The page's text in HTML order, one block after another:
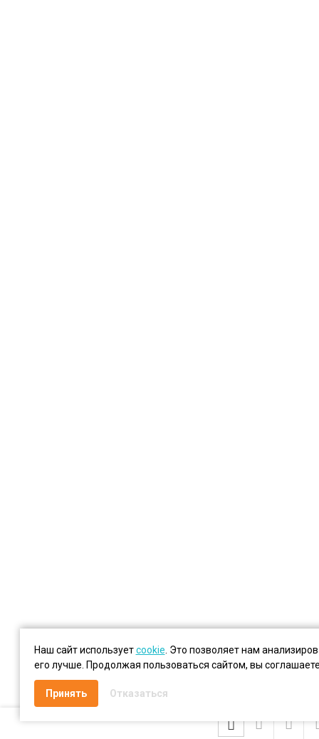
Наш сайт используетcookie . Это позволяет нам
его лучше. Продолжая пользоваться сайтом, вы
Принять Отказаться